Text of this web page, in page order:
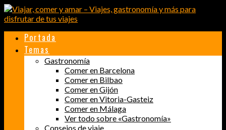
Portada
Temas
Gastronomía
Comer en Barcelona
Comer en Bilbao
Comer en Gijón
Comer en Vitoria-Gasteiz
Comer en Málaga
Ver todo sobre «Gastronomía»
Consejos de viaje